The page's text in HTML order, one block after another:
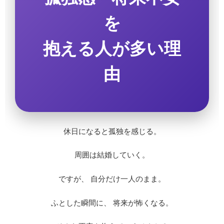
を
抱える人が多い理
由
休日になると孤独を感じる。
周囲は結婚していく。
ですが、 自分だけ一人のまま。
ふとした瞬間に、 将来が怖くなる。